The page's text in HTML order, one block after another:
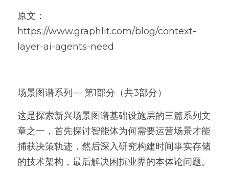
原文：
https://www.graphlit.com/blog/context-
layer-ai-agents-need
场景图谱系列— 第1部分（共3部分）
这是探索新兴场景图谱基础设施层的三篇系列文
章之一，首先探讨智能体为何需要运营场景才能
捕获决策轨迹，然后深入研究构建时间事实存储
的技术架构，最后解决困扰业界的本体论问题。